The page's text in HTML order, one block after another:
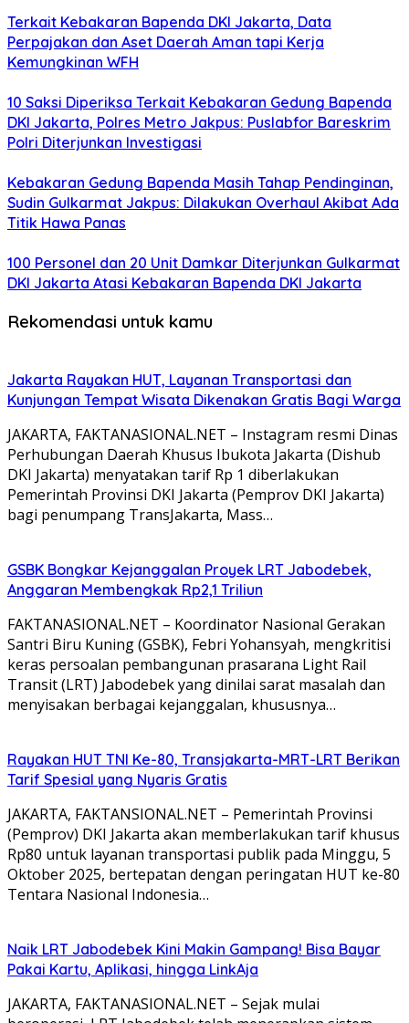
Terkait Kebakaran Bapenda DKI Jakarta, Data
Perpajakan dan Aset Daerah Aman tapi Kerja
Kemungkinan WFH
10 Saksi Diperiksa Terkait Kebakaran Gedung Bapenda
DKI Jakarta, Polres Metro Jakpus: Puslabfor Bareskrim
Polri Diterjunkan Investigasi
Kebakaran Gedung Bapenda Masih Tahap Pendinginan,
Sudin Gulkarmat Jakpus: Dilakukan Overhaul Akibat Ada
Titik Hawa Panas
100 Personel dan 20 Unit Damkar Diterjunkan Gulkarmat
DKI Jakarta Atasi Kebakaran Bapenda DKI Jakarta
Rekomendasi untuk kamu
Jakarta Rayakan HUT, Layanan Transportasi dan
Kunjungan Tempat Wisata Dikenakan Gratis Bagi Warga
JAKARTA, FAKTANASIONAL.NET – Instagram resmi Dinas
Perhubungan Daerah Khusus Ibukota Jakarta (Dishub
DKI Jakarta) menyatakan tarif Rp 1 diberlakukan
Pemerintah Provinsi DKI Jakarta (Pemprov DKI Jakarta)
bagi penumpang TransJakarta, Mass…
GSBK Bongkar Kejanggalan Proyek LRT Jabodebek,
Anggaran Membengkak Rp2,1 Triliun
FAKTANASIONAL.NET – Koordinator Nasional Gerakan
Santri Biru Kuning (GSBK), Febri Yohansyah, mengkritisi
keras persoalan pembangunan prasarana Light Rail
Transit (LRT) Jabodebek yang dinilai sarat masalah dan
menyisakan berbagai kejanggalan, khususnya…
Rayakan HUT TNI Ke-80, Transjakarta-MRT-LRT Berikan
Tarif Spesial yang Nyaris Gratis
JAKARTA, FAKTANSIONAL.NET – Pemerintah Provinsi
(Pemprov) DKI Jakarta akan memberlakukan tarif khusus
Rp80 untuk layanan transportasi publik pada Minggu, 5
Oktober 2025, bertepatan dengan peringatan HUT ke-80
Tentara Nasional Indonesia…
Naik LRT Jabodebek Kini Makin Gampang! Bisa Bayar
Pakai Kartu, Aplikasi, hingga LinkAja
JAKARTA, FAKTANASIONAL.NET – Sejak mulai